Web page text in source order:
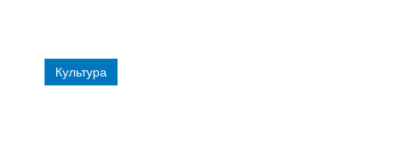
Культура